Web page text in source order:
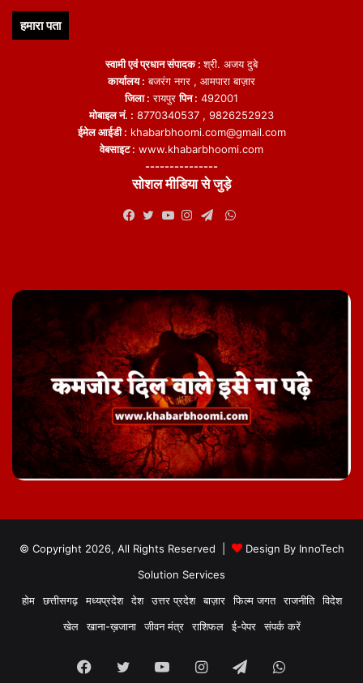
हमारा पता
स्वामी एवं प्रधान संपादक :श्री. अजय दुबे
कार्यालय : बजरंग नगर , आमपारा बाज़ार
जिला : रायपुरपिन : 492001
मोबाइल नं. : 8770340537 , 9826252923
ईमेल आईडी : khabarbhoomi.com@gmail.com
वेबसाइट : www.khabarbhoomi.com
---------------
सोशल मीडिया से जुड़े
WhatsApp
© Copyright 2026, All Rights Reserved | Design By InnoTech
Solution Services
होम
छत्तीसगढ़ मध्यप्रदेश देश उत्तर प्रदेश बाज़ार फिल्म जगत राजनीति
विदेश
खेल
खाना-ख़जाना जीवन मंत्र राशिफल ई-पेपर संपर्क करें
Facebook
TwitterYouTubeInstagram
TelegramWhatsApp